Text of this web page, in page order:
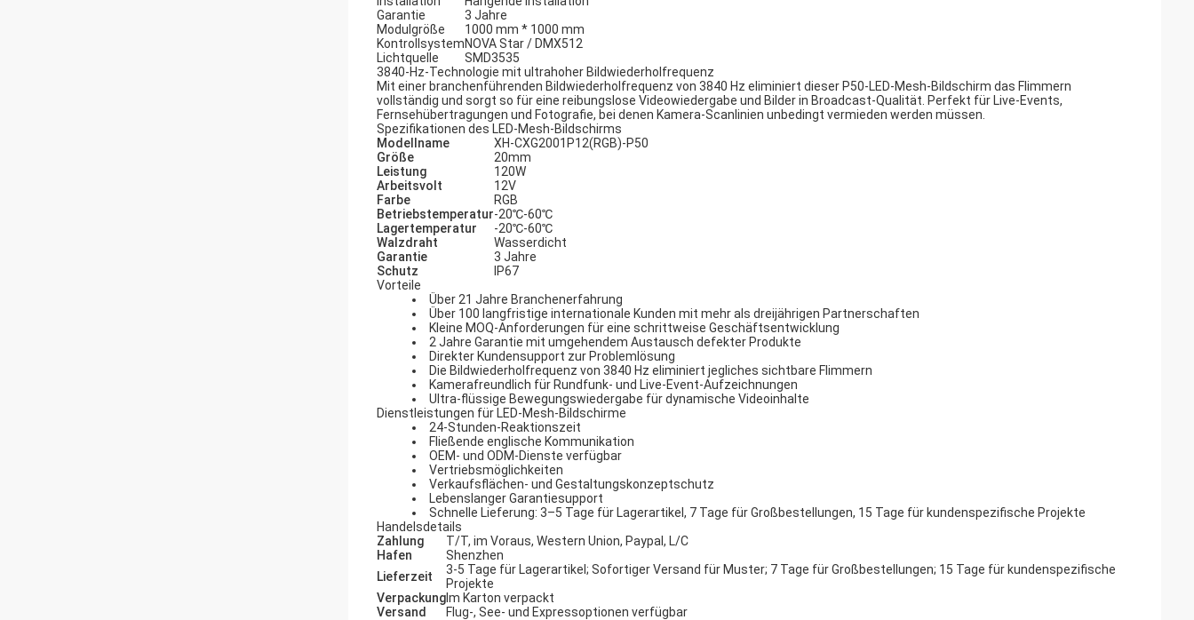
Garantie
3 Jahre
Modulgröße
1000 mm * 1000 mm
KontrollsystemNOVA Star / DMX512
Lichtquelle
SMD3535
3840-Hz-Technologie mit ultrahoher Bildwiederholfrequenz
Mit einer branchenführenden Bildwiederholfrequenz von 3840 Hz eliminiert dieser P50-LED-Mesh-Bildschirm das Flimmern
vollständig und sorgt so für eine reibungslose Videowiedergabe und Bilder in Broadcast-Qualität. Perfekt für Live-Events,
Fernsehübertragungen und Fotografie, bei denen Kamera-Scanlinien unbedingt vermieden werden müssen.
Spezifikationen des LED-Mesh-Bildschirms
Modellname
XH-CXG2001P12(RGB)-P50
Größe
20mm
Leistung
120W
Arbeitsvolt
12V
Farbe
RGB
Betriebstemperatur-20℃-60℃
Lagertemperatur
-20℃-60℃
Walzdraht
Wasserdicht
Garantie
3 Jahre
Schutz
IP67
Vorteile
Über 21 Jahre Branchenerfahrung
Über 100 langfristige internationale Kunden mit mehr als dreijährigen Partnerschaften
Kleine MOQ-Anforderungen für eine schrittweise Geschäftsentwicklung
2 Jahre Garantie mit umgehendem Austausch defekter Produkte
Direkter Kundensupport zur Problemlösung
Die Bildwiederholfrequenz von 3840 Hz eliminiert jegliches sichtbare Flimmern
Kamerafreundlich für Rundfunk- und Live-Event-Aufzeichnungen
Ultra-flüssige Bewegungswiedergabe für dynamische Videoinhalte
Dienstleistungen für LED-Mesh-Bildschirme
24-Stunden-Reaktionszeit
Fließende englische Kommunikation
OEM- und ODM-Dienste verfügbar
Vertriebsmöglichkeiten
Verkaufsflächen- und Gestaltungskonzeptschutz
Lebenslanger Garantiesupport
Schnelle Lieferung: 3–5 Tage für Lagerartikel, 7 Tage für Großbestellungen, 15 Tage für kundenspezifische Projekte
Handelsdetails
Zahlung
T/T, im Voraus, Western Union, Paypal, L/C
Hafen
Shenzhen
Lieferzeit
3-5 Tage für Lagerartikel; Sofortiger Versand für Muster; 7 Tage für Großbestellungen; 15 Tage für kundenspezifische
Projekte
VerpackungIm Karton verpackt
Versand
Flug-, See- und Expressoptionen verfügbar